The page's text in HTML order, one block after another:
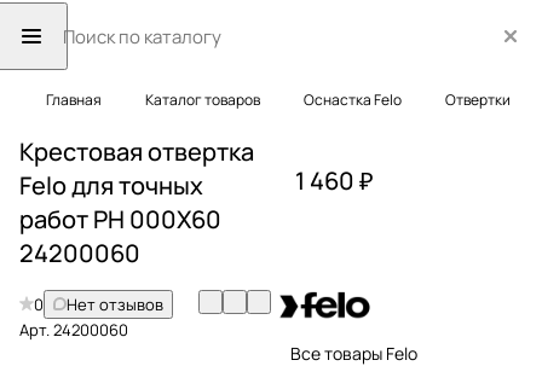
Главная Каталог товаров Оснастка Felo Отвертки
Крестовая отвертка
Felo для точных
работ PH 000X60
24200060
0
Нет отзывов
Арт.24200060
1 460 ₽
Все товары Felo